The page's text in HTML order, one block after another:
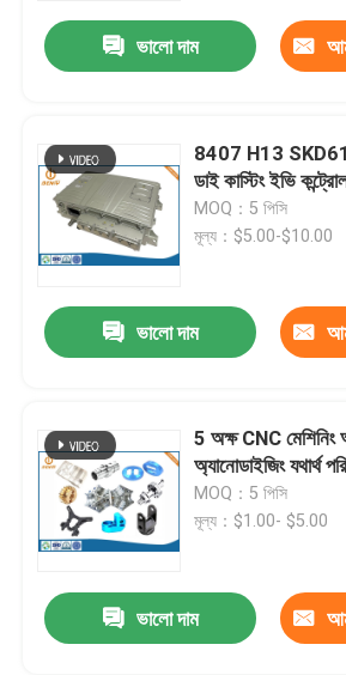
বাড়ি
পণ্য
আমাদের সম্পর্কে
ভালো দাম
8407 H13 SKD61
ডাই কাস্টিং ইভি
MOQ：5 পিসি
মূল্য：$5.00-$10.00
ভালো দাম
5 অক্ষ CNC মেশিনিং
অ্যানোডাইজিং যথার্থ
MOQ：5 পিসি
মূল্য：$1.00- $5.00
ভালো দাম